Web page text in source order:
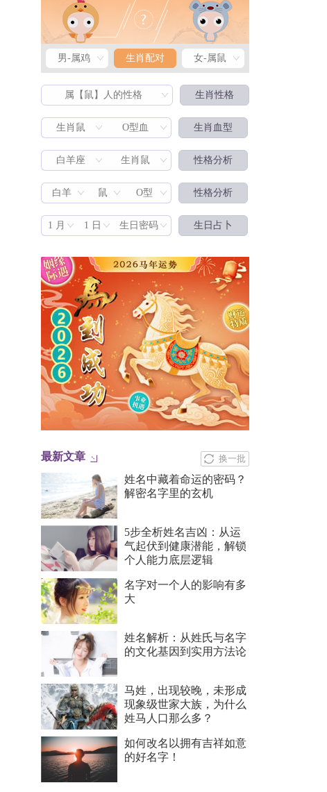
生肖配对
男-属鸡 生肖配对 女-属鼠
属【鼠】人的性格 生肖性格
生肖鼠 O型血 生肖血型
白羊座 生肖鼠 性格分析
白羊 鼠 O型 性格分析
1 月 1 日 生日密码 生日占卜
换一批
最新文章
姓名中藏着命运的密码？
解密名字里的玄机
5步全析姓名吉凶：从运
气起伏到健康潜能，解锁
个人能力底层逻辑
名字对一个人的影响有多
大
姓名解析：从姓氏与名字
的文化基因到实用方法论
马姓，出现较晚，未形成
现象级世家大族，为什么
姓马人口那么多？
如何改名以拥有吉祥如意
的好名字！